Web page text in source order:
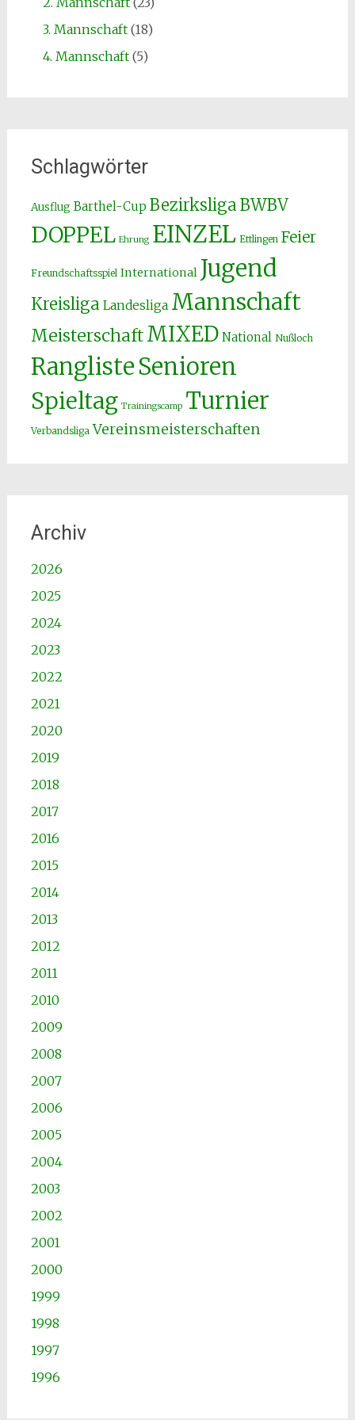
3. Mannschaft(18)
4. Mannschaft(5)
Schlagwörter
Ausflug Barthel-Cup BezirksligaBWBV
DOPPEL Ehrung EINZEL Ettlingen Feier
Freundschaftsspiel International Jugend
Kreisliga Landesliga Mannschaft
MeisterschaftMIXED National Nußloch
RanglisteSenioren
Spieltag Trainingscamp Turnier
Verbandsliga Vereinsmeisterschaften
Archiv
2026
2025
2024
2023
2022
2021
2020
2019
2018
2017
2016
2015
2014
2013
2012
2011
2010
2009
2008
2007
2006
2005
2004
2003
2002
2001
2000
1999
1998
1997
1996